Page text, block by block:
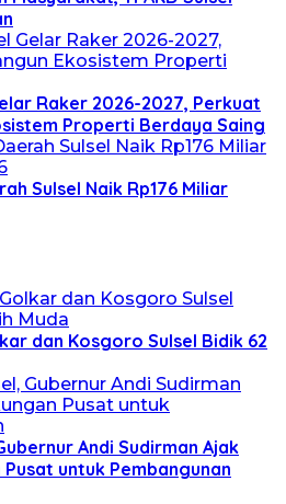
Raker 2026-2027, Perkuat
Properti Berdaya Saing
Sulsel Naik Rp176 Miliar
dan Kosgoro Sulsel Bidik 62
Andi Sudirman Ajak
untuk Pembangunan